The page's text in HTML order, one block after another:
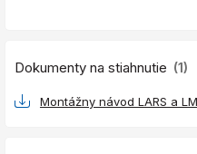
Dokumenty na stiahnutie (1)
Montážny návod LARS a